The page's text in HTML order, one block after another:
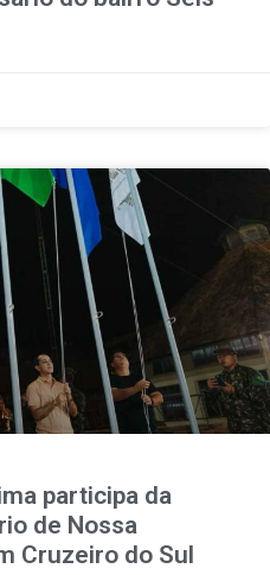
participa da
de Nossa
Cruzeiro do Sul